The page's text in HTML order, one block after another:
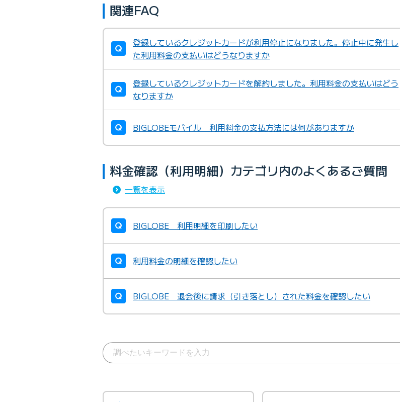
関連FAQ
登録しているクレジットカードが利用停止になりました。停止中に発生し
た利用料金の支払いはどうなりますか
登録しているクレジットカードを解約しました。利用料金の支払いはどう
なりますか
BIGLOBEモバイル 利用料金の支払方法には何がありますか
料金確認（利用明細）カテゴリ内のよくあるご質問
一覧を表示
BIGLOBE 利用明細を印刷したい
利用料金の明細を確認したい
BIGLOBE 退会後に請求（引き落とし）された料金を確認したい